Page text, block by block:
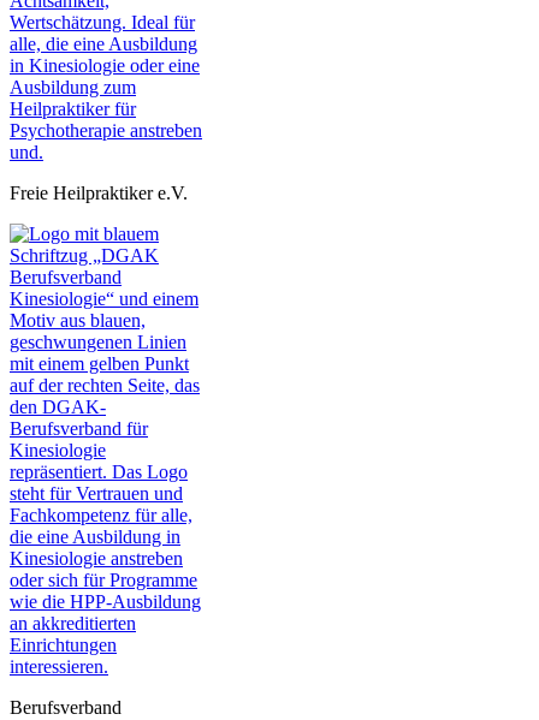
Freie Heilpraktiker e.V.
Berufsverband